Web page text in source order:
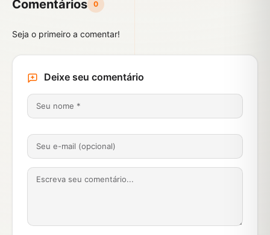
Comentários 0
Seja o primeiro a comentar!
Deixe seu comentário